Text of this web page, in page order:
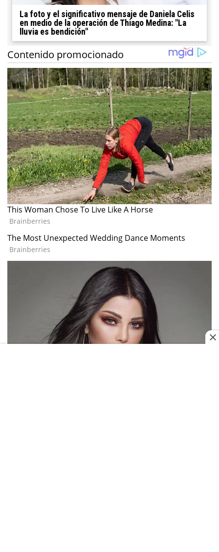
La foto y el significativo mensaje de Daniela Celis
en medio de la operación de Thiago Medina: "La
lluvia es bendición"